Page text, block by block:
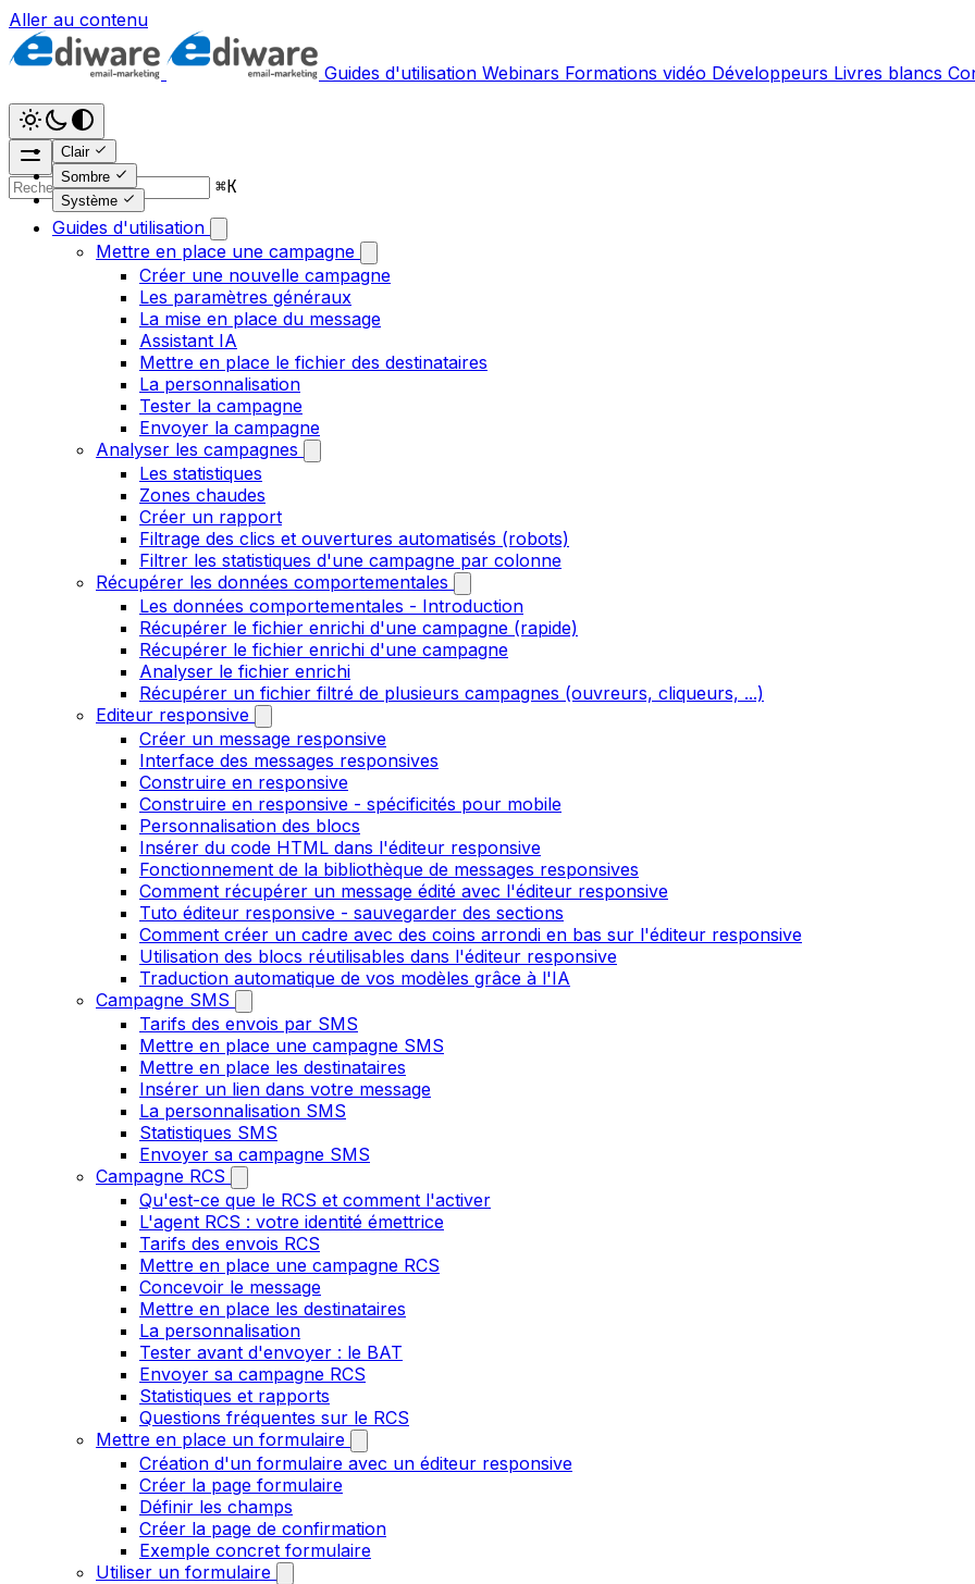
Aller au contenu
Guides d'utilisation Webinars Formations vidéo Développeurs Livres blancs
Clair
Sombre
Système
⌘K
Guides d'utilisation
Mettre en place une campagne
Créer une nouvelle campagne
Les paramètres généraux
La mise en place du message
Assistant IA
Mettre en place le fichier des destinataires
La personnalisation
Tester la campagne
Envoyer la campagne
Analyser les campagnes
Les statistiques
Zones chaudes
Créer un rapport
Filtrage des clics et ouvertures automatisés (robots)
Filtrer les statistiques d'une campagne par colonne
Récupérer les données comportementales
Les données comportementales - Introduction
Récupérer le fichier enrichi d'une campagne (rapide)
Récupérer le fichier enrichi d'une campagne
Analyser le fichier enrichi
Récupérer un fichier filtré de plusieurs campagnes (ouvreurs, cliqueurs, ...)
Editeur responsive
Créer un message responsive
Interface des messages responsives
Construire en responsive
Construire en responsive - spécificités pour mobile
Personnalisation des blocs
Insérer du code HTML dans l'éditeur responsive
Fonctionnement de la bibliothèque de messages responsives
Comment récupérer un message édité avec l'éditeur responsive
Tuto éditeur responsive - sauvegarder des sections
Comment créer un cadre avec des coins arrondi en bas sur l'éditeur responsive
Utilisation des blocs réutilisables dans l'éditeur responsive
Traduction automatique de vos modèles grâce à l'IA
Campagne SMS
Tarifs des envois par SMS
Mettre en place une campagne SMS
Mettre en place les destinataires
Insérer un lien dans votre message
La personnalisation SMS
Statistiques SMS
Envoyer sa campagne SMS
Campagne RCS
Qu'est-ce que le RCS et comment l'activer
L'agent RCS : votre identité émettrice
Tarifs des envois RCS
Mettre en place une campagne RCS
Concevoir le message
Mettre en place les destinataires
La personnalisation
Tester avant d'envoyer : le BAT
Envoyer sa campagne RCS
Statistiques et rapports
Questions fréquentes sur le RCS
Mettre en place un formulaire
Création d'un formulaire avec un éditeur responsive
Créer la page formulaire
Définir les champs
Créer la page de confirmation
Exemple concret formulaire
Utiliser un formulaire